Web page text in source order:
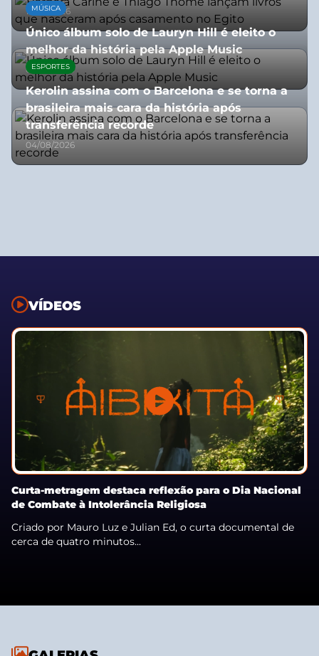
10/07/2026
MÚSICA
Único álbum solo de Lauryn Hill é eleito o
melhor da história pela Apple Music
06/08/2026
ESPORTES
Kerolin assina com o Barcelona e se torna a
brasileira mais cara da história após
transferência recorde
04/08/2026
VÍDEOS
Curta-metragem destaca reflexão para o Dia Nacional
de Combate à Intolerância Religiosa
Criado por Mauro Luz e Julian Ed, o curta documental de
cerca de quatro minutos...